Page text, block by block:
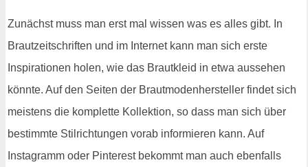
Zunächst muss man erst mal wissen was es alles gibt. In
Brautzeitschriften und im Internet kann man sich erste
Inspirationen holen, wie das Brautkleid in etwa aussehen
könnte. Auf den Seiten der Brautmodenhersteller findet sich
meistens die komplette Kollektion, so dass man sich über
bestimmte Stilrichtungen vorab informieren kann. Auf
Instagramm oder Pinterest bekommt man auch ebenfalls